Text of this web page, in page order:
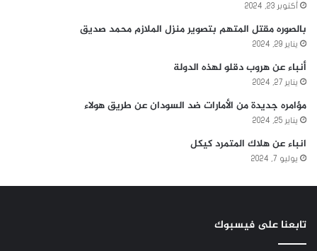
أكتوبر 23, 2024
بالصوره مقتل المتهم بتصوير منزل الملازم محمد صديق
يناير 29, 2024
أنباء عن هروب دقلو لهذه الدولة
يناير 27, 2024
مؤامره جديدة من الأمارات ضد السودان عن طريق هولاء
يناير 25, 2024
انباء عن هلاك المتمرد كيكل
يوليو 7, 2024
تابعنا على فيسبوك